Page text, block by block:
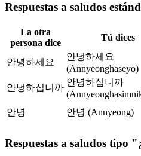
Respuestas a saludos
La otra
persona dice
Tú dices
안녕하세요
안녕하세요
(Annyeonghaseyo)
안녕하십니까
안녕하십니까
안녕
안녕 (Annyeong)
Respuestas a saludos tipo